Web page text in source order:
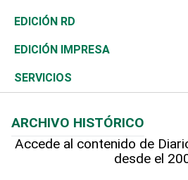
Ocenanía
Caribe
Resto del mundo
Telecom.
Global y variable
Economía personal
Sociales
Novedades
Podcast Arte Libre
Hablando con el pediatra
Tenis
Olimpismo
Más deportes
Línea de hit
El Espía
Noticiero Poteleche
Columnistas
Más firmas
Historia
Martes de tecnología
Cambio climático
Revista
Deportes
Opinión
Hecho en casa
EDICIÓN RD
EDICIÓN IMPRESA
SERVICIOS
Cumpleaños
ARCHIVO HISTÓRICO
Accede al contenido de
desde el